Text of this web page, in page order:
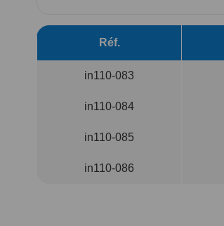
au
de
Réf.
in110-083
in110-084
in110-085
in110-086